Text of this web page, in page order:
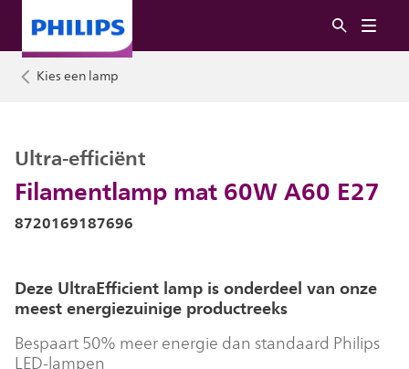
Kies een lamp
Filamentlamp mat 60W A60 E27
Ultra-efficiënt
8720169187696
Deze UltraEfficient lamp is onderdeel van onze
meest energiezuinige productreeks
Bespaart 50% meer energie dan standaard Philips
LED-lampen